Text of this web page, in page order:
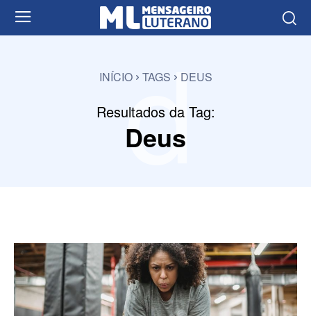
INÍCIO TAGS DEUS
Resultados da Tag:
Deus
d